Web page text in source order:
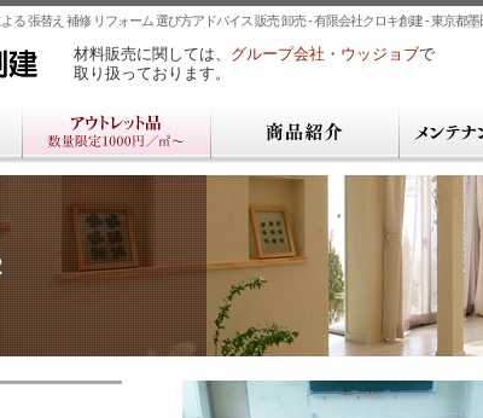
る 張替え 補修 リフォーム 選び方アドバイス 販売 卸売 - 有限会社クロキ創建 - 東京都墨
材料販売に関しては、 グループ会社・ウッジョブで
取り扱っております。